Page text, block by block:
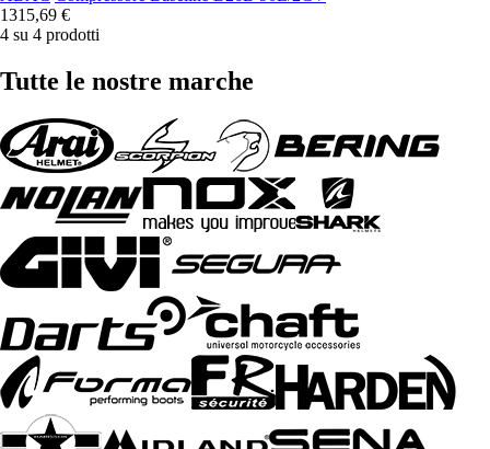
1315,69 €
4 su 4 prodotti
Tutte le nostre marche